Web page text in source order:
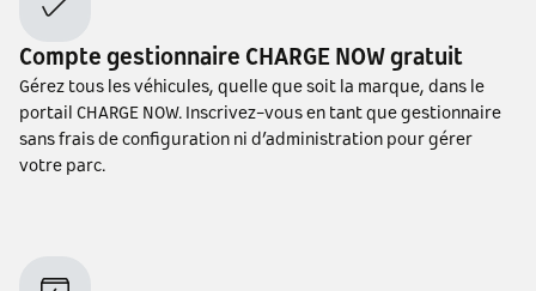
Compte gestionnaire CHARGE NOW gratuit
Gérez tous les véhicules, quelle que soit la marque, dans le
portail CHARGE NOW. Inscrivez-vous en tant que gestionnaire
sans frais de configuration ni d’administration pour gérer
votre parc.